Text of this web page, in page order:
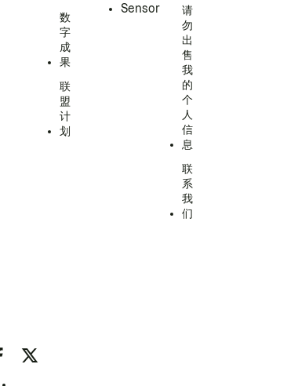
数
字
成
果
联
盟
计
划
Sensor
请
勿
出
售
我
的
个
人
信
息
联
系
我
们